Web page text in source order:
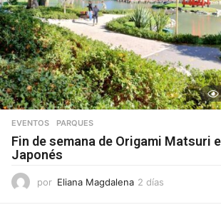
EVENTOS ,PARQUES
Fin de semana de Origami Matsuri
Japonés
por Eliana Magdalena 2 días